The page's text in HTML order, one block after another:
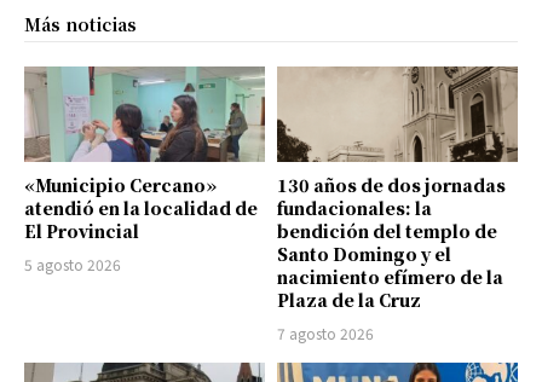
Más noticias
«Municipio Cercano»
atendió en la localidad de
El Provincial
5 agosto 2026
130 años de dos jornadas
fundacionales: la
bendición del templo de
Santo Domingo y el
nacimiento efímero de la
Plaza de la Cruz
7 agosto 2026